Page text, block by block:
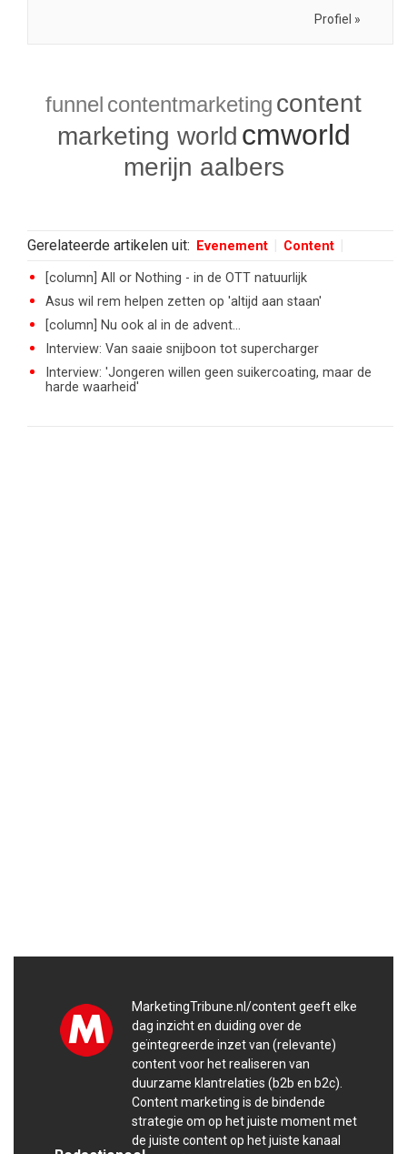
Profiel »
funnel contentmarketing content
marketing world cmworld
merijn aalbers
Gerelateerde artikelen uit: Evenement Content
[column] All or Nothing - in de OTT natuurlijk
Asus wil rem helpen zetten op 'altijd aan staan'
[column] Nu ook al in de advent...
Interview: Van saaie snijboon tot supercharger
Interview: 'Jongeren willen geen suikercoating, maar de
harde waarheid'
MarketingTribune.nl/content geeft elke
dag inzicht en duiding over de
geïntegreerde inzet van (relevante)
content voor het realiseren van
duurzame klantrelaties (b2b en b2c).
Content marketing is de bindende
strategie om op het juiste moment met
de juiste content op het juiste kanaal